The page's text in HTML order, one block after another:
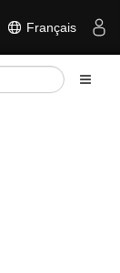
Français